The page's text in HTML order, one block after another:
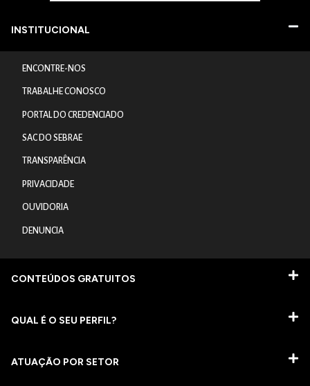
INSTITUCIONAL
ENCONTRE-NOS
TRABALHE CONOSCO
PORTAL DO CREDENCIADO
SAC DO SEBRAE
TRANSPARÊNCIA
PRIVACIDADE
OUVIDORIA
DENUNCIA
CONTEÚDOS GRATUITOS
QUAL É O SEU PERFIL?
ATUAÇÃO POR SETOR